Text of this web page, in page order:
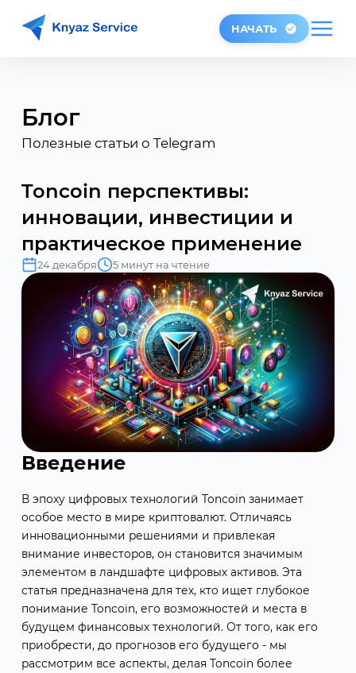
НАЧАТЬ
Блог
Полезные статьи о Telegram
Toncoin перспективы:
инновации, инвестиции и
практическое применение
24 декабря 5 минут на чтение
Введение
В эпоху цифровых технологий Toncoin занимает
особое место в мире криптовалют. Отличаясь
инновационными решениями и привлекая
внимание инвесторов, он становится значимым
элементом в ландшафте цифровых активов. Эта
статья предназначена для тех, кто ищет глубокое
понимание Toncoin, его возможностей и места в
будущем финансовых технологий. От того, как его
приобрести, до прогнозов его будущего - мы
рассмотрим все аспекты, делая Toncoin более